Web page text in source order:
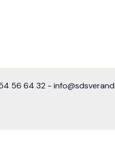
56 64 32 -